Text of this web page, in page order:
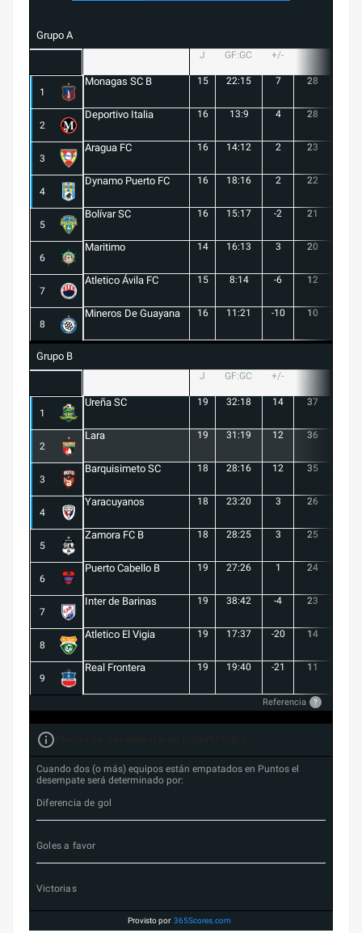
Grupo A
J GF:GC +/-
1
Monagas SC B 15 22:15 7 28
2
Deportivo Italia 16 13:9 4 28
3
Aragua FC 16 14:12 2 23
4
Dynamo Puerto FC 16 18:16 2 22
5
Bolívar SC 16 15:17 -2 21
6
Maritimo 14 16:13 3 20
7
Atletico Ávila FC 15 8:14 -6 12
8
Mineros De Guayana 16 11:21 -10 10
Grupo B
J GF:GC +/-
1
Ureña SC 19 32:18 14 37
2
Lara 19 31:19 12 36
3
Barquisimeto SC 18 28:16 12 35
4
Yaracuyanos 18 23:20 3 26
5
Zamora FC B 18 28:25 3 25
6
Puerto Cabello B 19 27:26 1 24
7
Inter de Barinas 19 38:42 -4 23
8
Atletico El Vigia 19 17:37 -20 14
9
Real Frontera 19 19:40 -21 11
Referencia ?
Cuando dos (o más) equipos están empatados en Puntos el
desempate será determinado por:
Diferencia de gol
Goles a favor
Victorias
Provisto por 365Scores.com